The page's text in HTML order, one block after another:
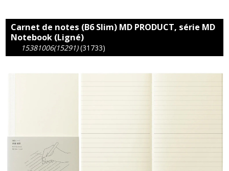
Carnet de notes (B6 Slim) MD PRODUCT, série MD
Notebook (Ligné)
15381006(15291) (31733)